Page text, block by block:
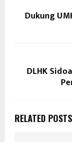
Dukung
DLHK
RELATED POSTS